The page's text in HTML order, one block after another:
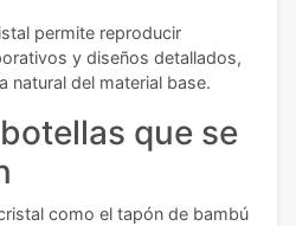
permite reproducir
y diseños detallados,
natural del material base.
que se
como el tapón de bambú